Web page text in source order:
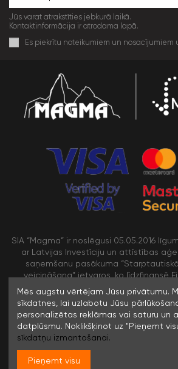
Jūs varat atrakstīties jebkurā laikā.
Kontaktinformācija ir atrodama lapā.
Es piekrītu noteikumiem un nosacījumiem
SIA “Magma” ir noslēgusi 05.05.2016
ar Latvijas Investīciju un attīstības
saņemšanu pasākuma
veicināšana” ietvaros, ko līdzfinansē
attīstības fonds
© 1996-2023 SIA MAGMA |
Mēs augstu vērtējam Jūsu privātumu.
sīkdatnes, lai uzlabotu Jūsu
personalizētas reklāmas vai saturu un
datplūsmu. Noklikšķinot uz "Pieņemt
sīkdatņu izmantošanai.
Pieņemt visu